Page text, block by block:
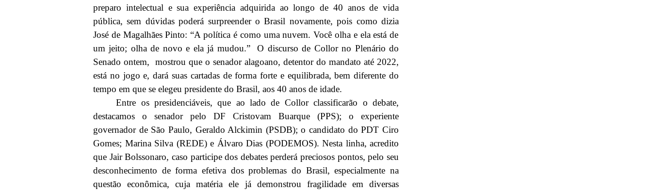
preparo intelectual e sua experiência adquirida ao longo de 40 anos de vida
pública, sem dúvidas poderá surpreender o Brasil novamente, pois como dizia
José de Magalhães Pinto: “A política é como uma nuvem. Você olha e ela está de
um jeito; olha de novo e ela já mudou.” O discurso de Collor no Plenário do
Senado ontem,
mostrou que o senador alagoano, detentor do mandato até 2022,
está no jogo e, dará suas cartadas de forma forte e equilibrada, bem diferente do
tempo em que se elegeu presidente do Brasil, aos 40 anos de idade.
Entre os presidenciáveis, que ao lado de Collor classificarão o debate,
destacamos o senador pelo DF Cristovam Buarque (PPS); o experiente
governador de São Paulo, Geraldo Alckimin (PSDB); o candidato do PDT Ciro
Gomes; Marina Silva (REDE) e Álvaro Dias (PODEMOS). Nesta linha, acredito
que Jair Bolssonaro, caso participe dos debates perderá preciosos pontos, pelo seu
desconhecimento de forma efetiva dos problemas do Brasil, especialmente na
questão econômica, cuja matéria ele já demonstrou fragilidade em diversas